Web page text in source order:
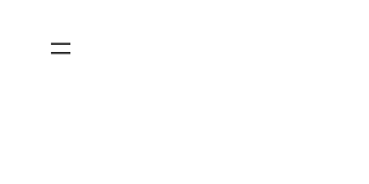
Inhalt